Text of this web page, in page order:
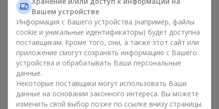
событий:
мягкие розовые оттенки — идеально подойдут, как
цветы на день рождения;
коралловые — романтический презент и цветы для
вдохновения любимой женщине;
белые пионы — универсальное решение как для
личного выразительного подарка, так и для изящного
варианта для корпоративных событий.
Выбирайте оригинальные дизайнерские букеты пионов или
Вашем устройстве
Информация с Вашего устройства (например, файлы
cookie и уникальные идентификаторы) будет доступна
поставщикам. Кроме того, они, а также этот сайт или
приложение смогут сохранять информацию с Вашего
устройства и обрабатывать Ваши персональные
данные.
Некоторые поставщики могут использовать Ваши
данные на основании законного интереса. Вы можете
изменить свой выбор позже по ссылке внизу страницы.